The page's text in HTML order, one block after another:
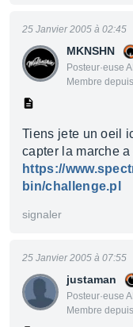
MKNSHN
Posteur·euse
Membre
25 Janvier 2005 à 02:45
Tiens jete un oeil
capter la marche
https://
bin/challenge.pl
signaler
justaman
Posteur·euse
Membre
25 Janvier 2005 à 07:55